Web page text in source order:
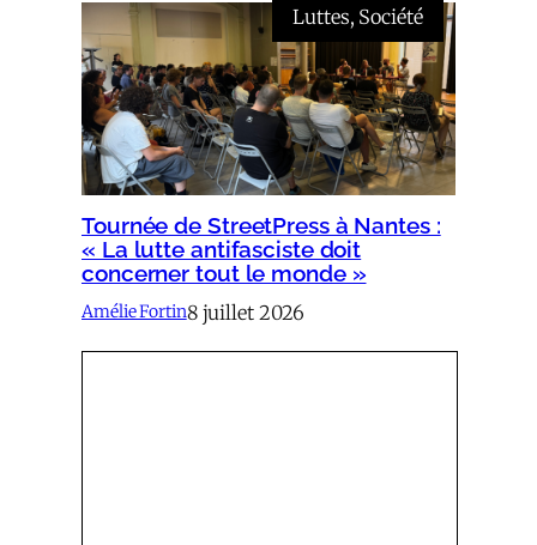
Luttes, Société
Tournée de StreetPress à Nantes :
« La lutte antifasciste doit
concerner tout le monde »
Amélie Fortin8 juillet 2026